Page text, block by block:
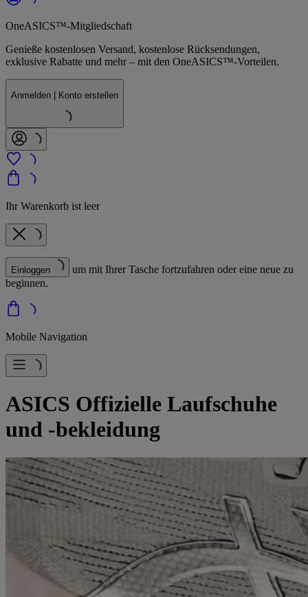
OneASICS™-Mitgliedschaft
Genieße kostenlosen Versand, kostenlose Rücksendungen,
exklusive Rabatte und mehr – mit den OneASICS™-Vorteilen.
Anmelden | Konto erstellen
Ihr Warenkorb ist leer
Einloggen
um mit Ihrer Tasche fortzufahren oder eine neue zu
beginnen.
Mobile Navigation
ASICS Offizielle Laufschuhe
und -bekleidung